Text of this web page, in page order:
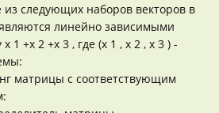
из следующих наборов векторов в
линейно зависимыми
1 +x 2 +x 3 , где (x 1 , x 2 , x 3 ) -
матрицы с соответствующим